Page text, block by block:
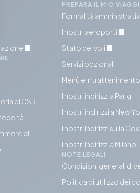
di CSR
PREPARA IL MIO
Formalità
I nostri aeroporti
Stato dei voli
Servizi opzionali
Menù e intrattenimento
I nostri indirizzi a Parig
I nostri indirizzi a New
I nostri indirizzi sulla
I nostri indirizzi a Milano
NOTE LEGALI
Condizioni generali di
Politica di utilizzo dei